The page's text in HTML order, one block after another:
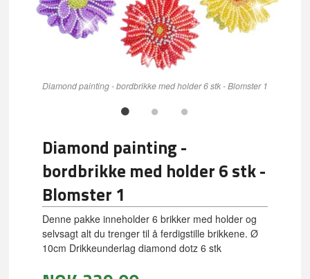
Diamond painting - bordbrikke med holder 6 stk - Blomster 1
Diamond painting -
bordbrikke med holder 6 stk -
Blomster 1
Denne pakke inneholder 6 brikker med holder og
selvsagt alt du trenger til å ferdigstille brikkene. Ø
10cm Drikkeunderlag diamond dotz 6 stk